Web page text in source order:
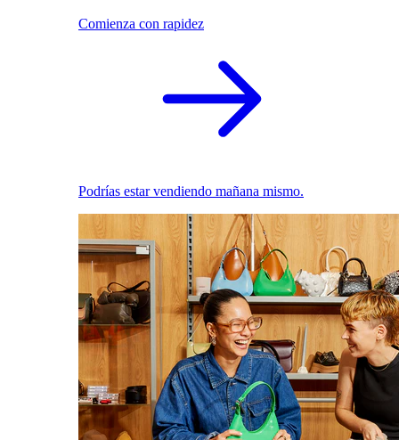
Comienza con rapidez
Podrías estar vendiendo mañana mismo.